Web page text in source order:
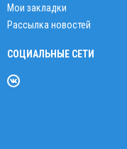
Мои закладки
Рассылка новостей
СОЦИАЛЬНЫЕ СЕТИ